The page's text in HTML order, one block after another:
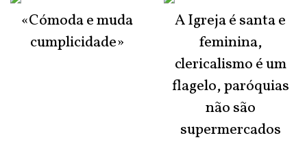
«Cómoda e muda
cumplicidade»
A Igreja é santa e
feminina,
clericalismo é um
flagelo, paróquias
não são
supermercados